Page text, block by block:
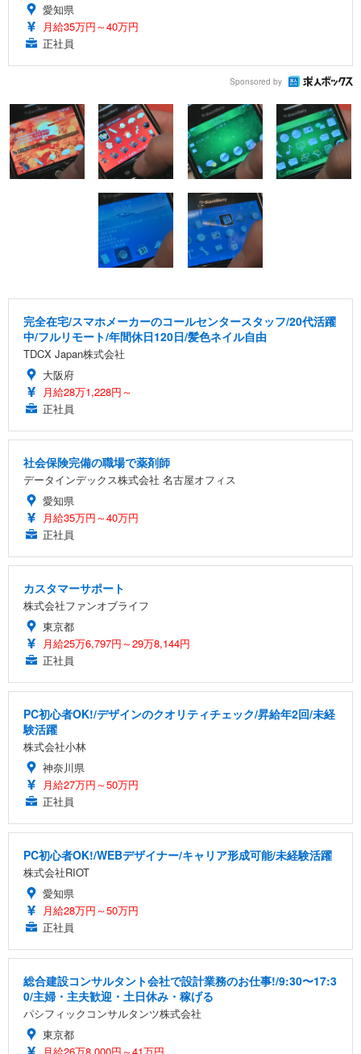
愛知県
月給35万円～40万円
正社員
Sponsored by
完全在宅/スマホメーカーのコールセンタースタッフ/20代活躍
中/フルリモート/年間休日120日/髪色ネイル自由
TDCX Japan株式会社
大阪府
月給28万1,228円～
正社員
社会保険完備の職場で薬剤師
データインデックス株式会社 名古屋オフィス
愛知県
月給35万円～40万円
正社員
カスタマーサポート
株式会社ファンオブライフ
東京都
月給25万6,797円～29万8,144円
正社員
PC初心者OK!/デザインのクオリティチェック/昇給年2回/未経
験活躍
株式会社小林
神奈川県
月給27万円～50万円
正社員
PC初心者OK!/WEBデザイナー/キャリア形成可能/未経験活躍
株式会社RIOT
愛知県
月給28万円～50万円
正社員
総合建設コンサルタント会社で設計業務のお仕事!/9:30〜17:3
0/主婦・主夫歓迎・土日休み・稼げる
パシフィックコンサルタンツ株式会社
東京都